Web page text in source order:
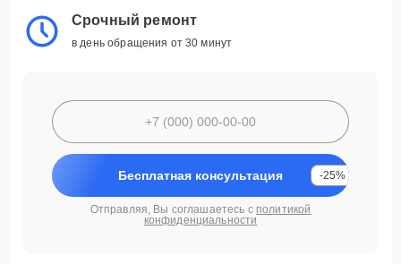
Срочный ремонт
в день обращения от 30 минут
Бесплатная консультация -25%
Отправляя, Вы соглашаетесь с политикой
конфиденциальности